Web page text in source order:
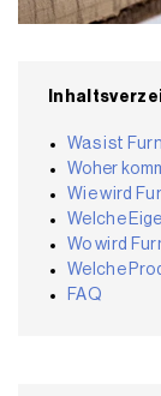
Was ist
Woher
Wie wird
Welche
Wo wird
Welche
FAQ